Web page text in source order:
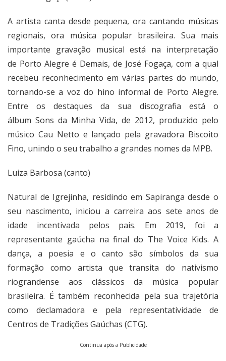
A artista canta desde pequena, ora cantando músicas
regionais, ora música popular brasileira. Sua mais
importante gravação musical está na interpretação
de Porto Alegre é Demais, de José Fogaça, com a qual
recebeu reconhecimento em várias partes do mundo,
tornando-se a voz do hino informal de Porto Alegre.
Entre os destaques da sua discografia está o
álbum Sons da Minha Vida, de 2012, produzido pelo
músico Cau Netto e lançado pela gravadora Biscoito
Fino, unindo o seu trabalho a grandes nomes da MPB.
Luiza Barbosa (canto)
Natural de Igrejinha, residindo em Sapiranga desde o
seu nascimento, iniciou a carreira aos sete anos de
idade incentivada pelos pais. Em 2019, foi a
representante gaúcha na final do The Voice Kids. A
dança, a poesia e o canto são símbolos da sua
formação como artista que transita do nativismo
riograndense aos clássicos da música popular
brasileira. É também reconhecida pela sua trajetória
como declamadora e pela representatividade de
Centros de Tradições Gaúchas (CTG).
Continua após a Publicidade